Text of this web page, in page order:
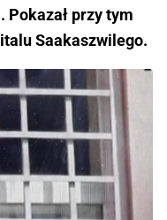
Pokazał przy tym
Saakaszwilego.